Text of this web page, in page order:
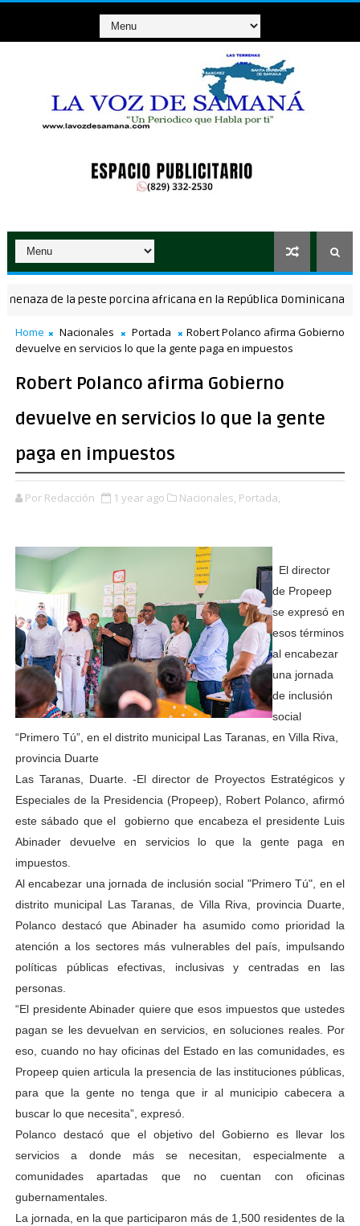
de la peste porcina africana en la República Dominicana
Home Nacionales Portada
Robert Polanco afirma Gobierno
devuelve en servicios lo que la gente paga en impuestos
Robert Polanco afirma Gobierno
devuelve en servicios lo que la gente
paga en impuestos
Por Redacción 1 year ago Nacionales, Portada,
El director
de Propeep
se expresó en
esos términos
al encabezar
una jornada
de inclusión
social
“Primero Tú”, en el distrito municipal Las Taranas, en Villa Riva,
provincia Duarte
Las Taranas, Duarte. -El director de Proyectos Estratégicos y
Especiales de la Presidencia (Propeep), Robert Polanco, afirmó
este sábado que el gobierno que encabeza el presidente Luis
Abinader devuelve en servicios lo que la gente paga en
impuestos.
Al encabezar una jornada de inclusión social "Primero Tú", en el
distrito municipal Las Taranas, de Villa Riva, provincia Duarte,
Polanco destacó que Abinader ha asumido como prioridad la
atención a los sectores más vulnerables del país, impulsando
políticas públicas efectivas, inclusivas y centradas en las
personas.
“El presidente Abinader quiere que esos impuestos que ustedes
pagan se les devuelvan en servicios, en soluciones reales. Por
eso, cuando no hay oficinas del Estado en las comunidades, es
Propeep quien articula la presencia de las instituciones públicas,
para que la gente no tenga que ir al municipio cabecera a
buscar lo que necesita”, expresó.
Polanco destacó que el objetivo del Gobierno es llevar los
servicios a donde más se necesitan, especialmente a
comunidades apartadas que no cuentan con oficinas
gubernamentales.
La jornada, en la que participaron más de 1,500 residentes de la